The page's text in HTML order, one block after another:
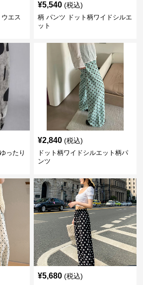
エス
¥5,540 (税込)
柄 パンツ ドット柄ワイドシルエ
ット
ったり
¥2,840 (税込)
ドット柄ワイドシルエット柄パ
ンツ
¥5,680 (税込)